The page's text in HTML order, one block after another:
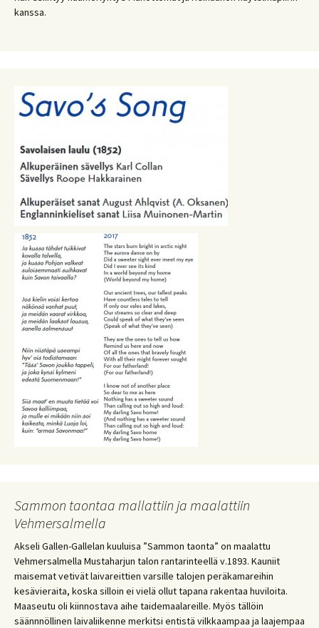
kanssa.
Sammon taontaa mallattiin ja maalattiin
Vehmersalmella
Akseli Gallen-Gallelan kuuluisa ”Sammon taonta” on maalattu
Vehmersalmella Mustaharjun talon rantarinteellä v.1893. Kauniit
maisemat vetivät laivareittien varsille talojen peräkamareihin
kesävieraita, koska silloin ei vielä ollut tapana rakentaa huviloita.
Maaseutu oli kiinnostava aihe taidemaalareille. Myös tällöin
säännnöllinen laivaliikenne merkitsi entistä vilkkaampaa ja laajempaa